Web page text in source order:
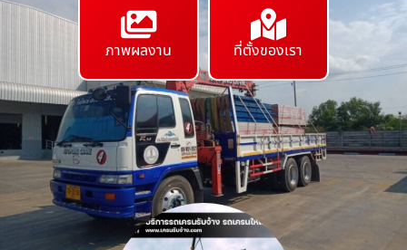
ภาพผลงาน ที่ตั้งของเรา